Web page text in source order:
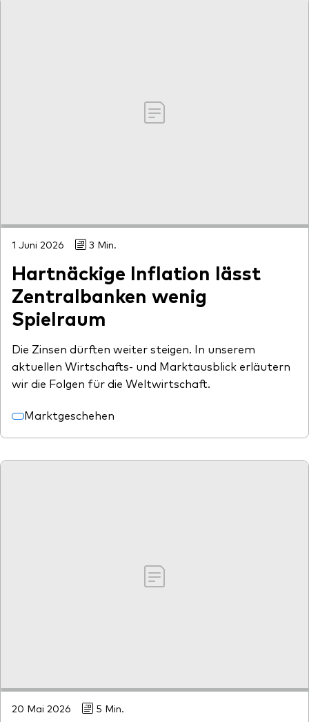
1 Juni 2026 3 Min.
Hartnäckige Inflation lässt
Zentralbanken wenig
Spielraum
Die Zinsen dürften weiter steigen. In unserem
aktuellen Wirtschafts- und Marktausblick erläutern
wir die Folgen für die Weltwirtschaft.
Marktgeschehen
20 Mai 2026 5 Min.